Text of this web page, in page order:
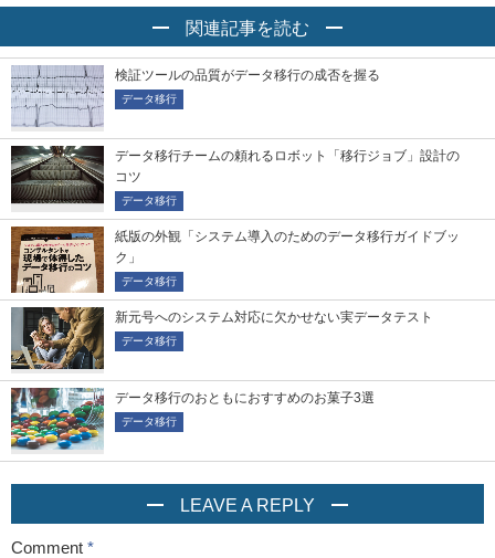
関連記事を読む
検証ツールの品質がデータ移行の成否を握る
データ移行
データ移行チームの頼れるロボット「移行ジョブ」設計の
コツ
データ移行
紙版の外観「システム導入のためのデータ移行ガイドブッ
ク」
データ移行
新元号へのシステム対応に欠かせない実データテスト
データ移行
データ移行のおともにおすすめのお菓子3選
データ移行
LEAVE A REPLY
Comment *